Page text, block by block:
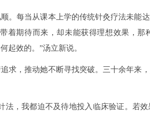
。每当从课本上学的传统针灸疗法未能
着期待而来，却未能获得理想效果，
起效的。”汤立新说。
求，推动她不断寻找突破。三十余年来
法，我都迫不及待地投入临床验证。若